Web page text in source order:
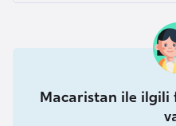
Macaristan ile ilgili